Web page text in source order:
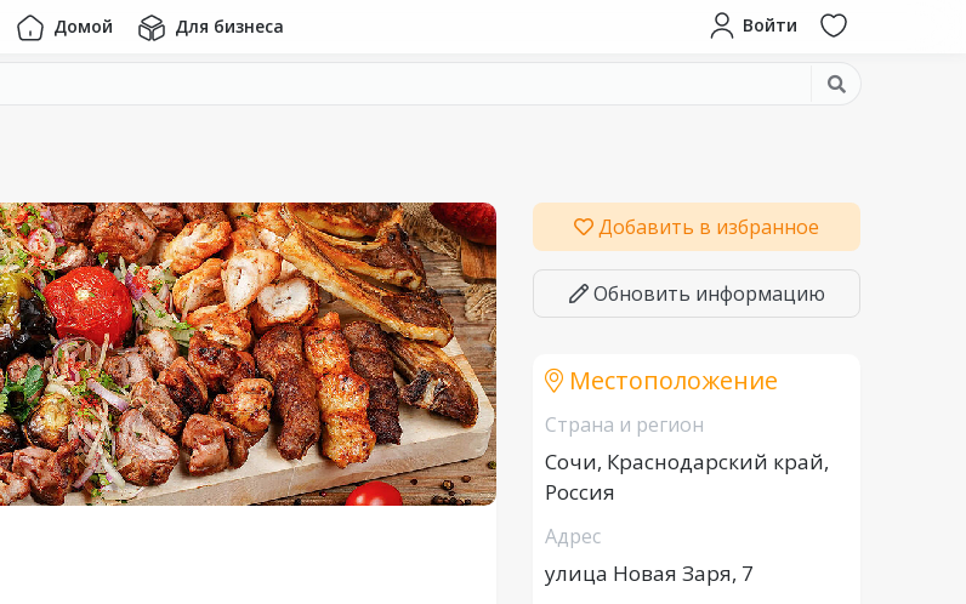
Домой Для бизнеса Войти
Добавить в избранное
Обновить информацию
Местоположение
Страна и регион
Сочи, Краснодарский край,
Россия
Адрес
улица Новая Заря, 7